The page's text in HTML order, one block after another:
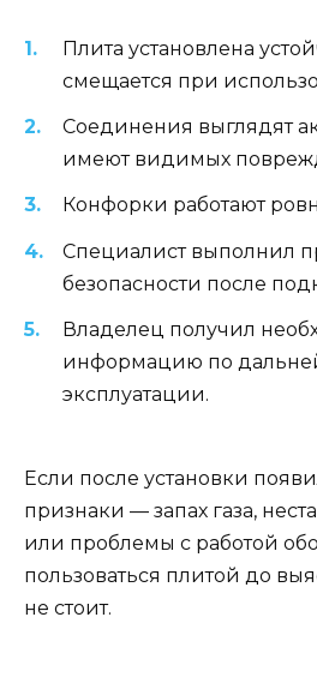
Плита установлена
смещается при
Соединения выглядят
имеют видимых
Конфорки работают
Специалист выполнил
безопасности после
Владелец получил
информацию по
эксплуатации.
Если после установки
признаки — запах газа,
или проблемы с работой
пользоваться плитой до
не стоит.